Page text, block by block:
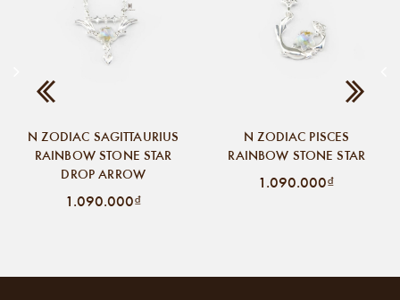
N ZODIAC SAGITTAURIUS
RAINBOW STONE STAR
DROP ARROW
1.090.000₫
N ZODIAC PISCES
RAINBOW STONE STAR
1.090.000₫